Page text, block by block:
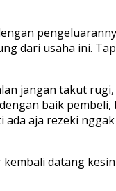
dari usaha ini.
jangan takut
baik
aja rezeki
datang